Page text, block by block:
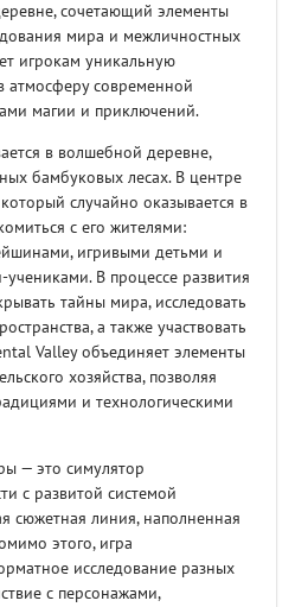
сочетающий элементы
мира и межличностных
игрокам уникальную
атмосферу современной
магии и приключений.
в волшебной деревне,
бамбуковых лесах. В центре
случайно оказывается в
с его жителями:
игривыми детьми и
В процессе развития
тайны мира, исследовать
а также участвовать
Valley объединяет элементы
хозяйства, позволяя
и технологическими
— это симулятор
с развитой системой
сюжетная линия, наполненная
этого, игра
исследование разных
с персонажами,